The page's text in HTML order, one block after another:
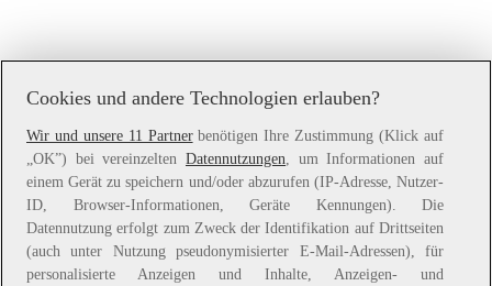
Application error: aclient-side exception has occurred while
loadingwww.witt-weiden.at(see the browser console
for more
information).
Cookies und andere Technologien erlauben?
Wir und unsere 11 Partnerbenötigen Ihre Zustimmung (Klick auf
„OK”) bei vereinzelten Datennutzungen , um Informationen auf
einem Gerät zu speichern und/oder abzurufen (IP-Adresse, Nutzer-
ID, Browser-Informationen, Geräte Kennungen). Die
Datennutzung erfolgt zum Zweck der Identifikation auf Drittseiten
(auch unter Nutzung pseudonymisierter E-Mail-Adressen), für
personalisierte Anzeigen und Inhalte, Anzeigen- und